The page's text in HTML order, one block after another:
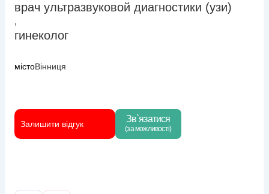
врач ультразвуковой диагностики (узи)
,
гинеколог
містоВінниця
Залишити відгук Зв`язатися
(за можливості)